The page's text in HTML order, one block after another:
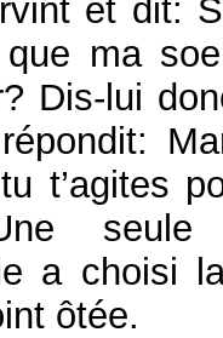
et dit:
ma
Dis-lui
t’agites
seule
a choisi
ôtée.